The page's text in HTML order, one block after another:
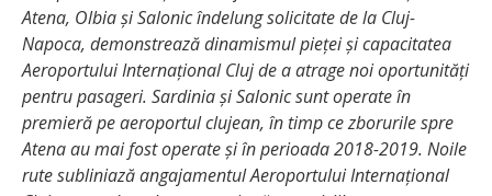
Atena, Olbia și Salonic îndelung solicitate de la Cluj-
Napoca, demonstrează dinamismul pieței și capacitatea
Aeroportului Internațional Cluj de a atrage noi oportunități
pentru pasageri. Sardinia și Salonicsunt operate în
premieră pe aeroportul clujean, în timp ce zborurile spre
Atena au mai fost operate și în perioada 2018-2019. Noile
rute subliniază angajamentul Aeroportului Internațional